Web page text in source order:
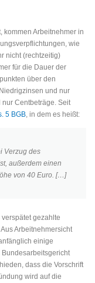
kommen Arbeitnehmer in
wie
nicht (rechtzeitig)
für die Dauer der
über den
und nur
Centbeträge. Seit
5 BGB, in dem es heißt:
Verzug des
außerdem einen
von 40 Euro. […]
gezahlte
Arbeitnehmersicht
einige
dass die Vorschrift
wird auf die